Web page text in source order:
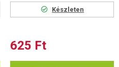
Készleten
625 Ft